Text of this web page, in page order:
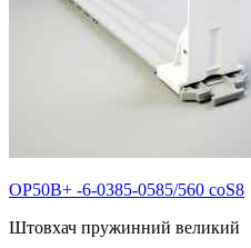
OP50B+ -6-0385-0585/560 coS8
Штовхач пружинний великий